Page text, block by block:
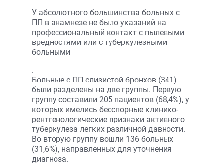
У абсолютного большинства больных с
ПП в анамнезе не было указаний на
профессиональный контакт с пылевыми
вредностями или с туберкулезными
больными
.
Больные с ПП слизистой бронхов (341)
были разделены на две группы. Первую
группу составили 205 пациентов (68,4%), у
которых имелись бесспорные клинико-
рентгенологические признаки активного
туберкулеза легких различной давности.
Во вторую группу вошли 136 больных
(31,6%), направленных для уточнения
диагноза.